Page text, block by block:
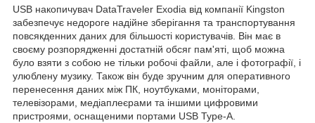
USB накопичувач DataTraveler Exodia від компанії Kingston
забезпечує недороге надійне зберігання та транспортування
повсякденних даних для більшості користувачів. Він має в
своєму розпорядженні достатній обсяг пам'яті, щоб можна
було взяти з собою не тільки робочі файли, але і фотографії, і
улюблену музику. Також він буде зручним для оперативного
перенесення даних між ПК, ноутбуками, моніторами,
телевізорами, медіаплеєрами та іншими цифровими
пристроями, оснащеними портами USB Type-A.